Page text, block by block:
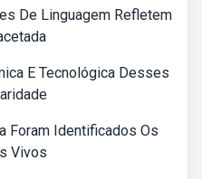
De Linguagem Refletem
E Tecnológica Desses
Foram Identificados Os
Vivos